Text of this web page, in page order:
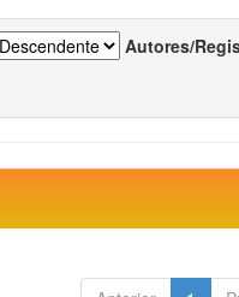
Autores/